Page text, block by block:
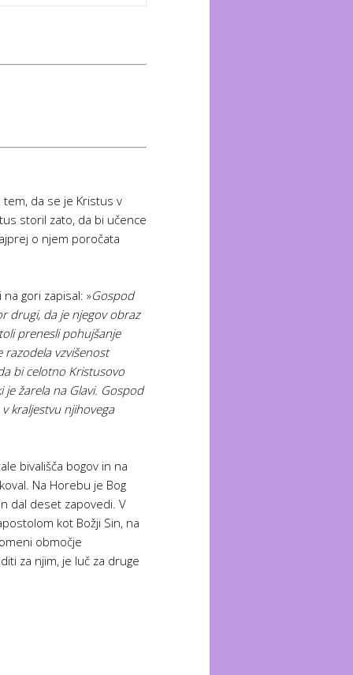
da se je Kristus v
storil zato, da bi učence
o njem poročata
gori zapisal: »Gospod
drugi, da je njegov obraz
prenesli pohujšanje
vzvišenost
bi celotno Kristusovo
žarela na Glavi. Gospod
kraljestvu njihovega
bivališča bogov in na
Na Horebu je Bog
dal deset zapovedi. V
kot Božji Sin, na
območje
za njim, je luč za druge